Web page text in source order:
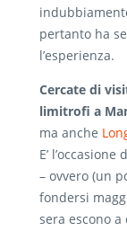
pertanto ha
l’esperienza.
Cercate di
limitrofi a
ma anche
E’
– ovvero (un
fondersi
sera escono